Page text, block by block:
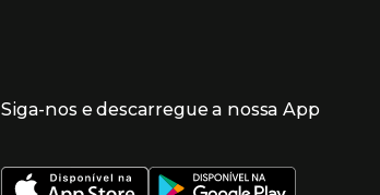
Siga-nos e descarregue a nossa App